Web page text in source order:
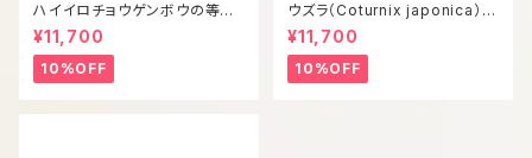
ハイイロチョウゲンボウの等倍
全身骨格レプリカ
¥11,700
10%OFF
ウズラ（Coturnix japonica）等
倍全身骨格模型
¥11,700
10%OFF